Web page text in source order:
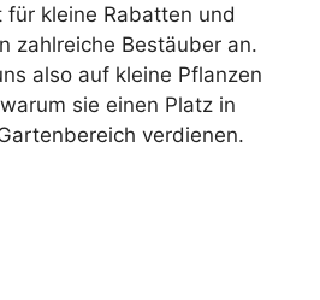
kleine Rabatten und
zahlreiche Bestäuber an.
also auf kleine Pflanzen
sie einen Platz in
verdienen.